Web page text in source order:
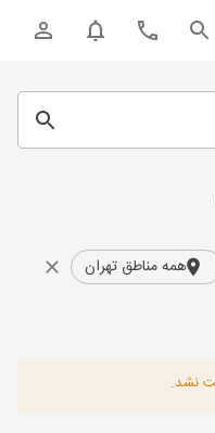
همه مناطق تهران
نشد.